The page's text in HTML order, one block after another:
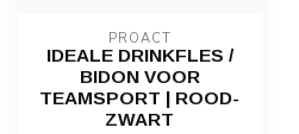
PROACT
IDEALE DRINKFLES /
BIDON VOOR
TEAMSPORT | ROOD-
ZWART